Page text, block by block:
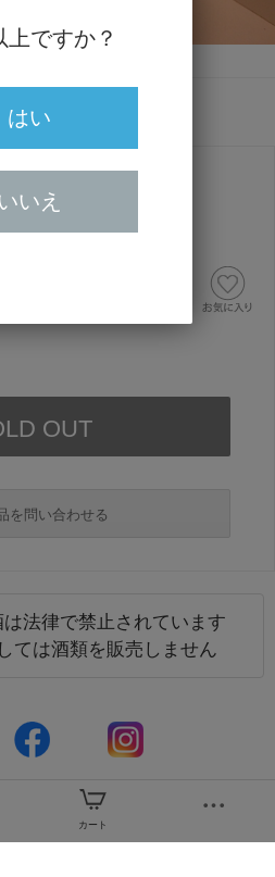
を問い合わせる
法律で禁止されています
ては酒類を販売しません
カート
上ですか？
はい
いえ